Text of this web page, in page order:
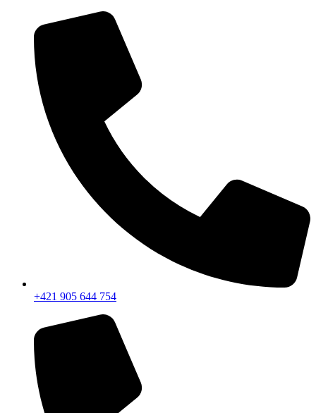
+421 905 644 754